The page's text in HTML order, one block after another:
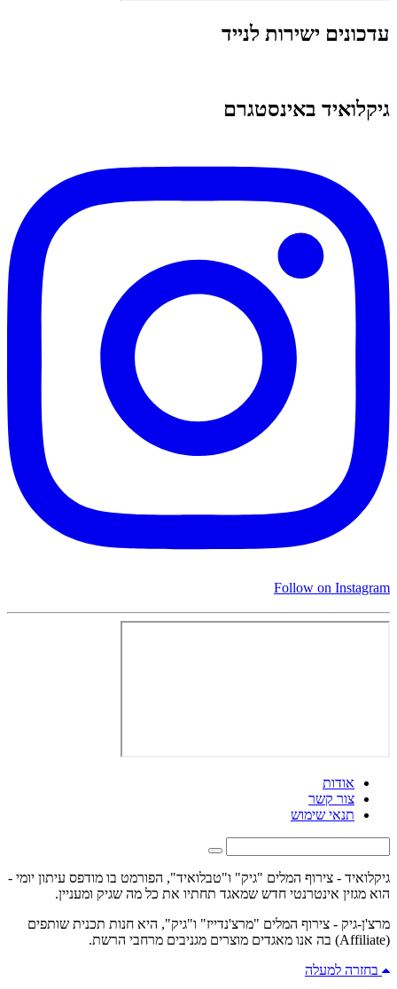
עדכונים ישירות לנייד
גיקלואיד באינסטגרם
Follow on Instagram
אודות
צור קשר
תנאי שימוש
גיקלואיד - צירוף המלים "גיק" ו"טבלואיד", הפורמט בו מודפס עיתון יומי -
הוא מגזין אינטרנטי חדש שמאגד תחתיו את כל מה שגיק ומעניין.
מרצ'ן-גיק - צירוף המלים "מרצ'נדייז" ו"גיק", היא חנות תכנית שותפים
(Affiliate) בה אנו מאגדים מוצרים מגניבים מרחבי הרשת.
בחזרה למעלה